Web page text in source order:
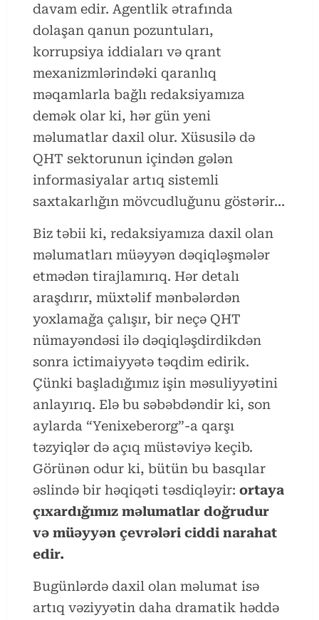
davam edir. Agentlik ətrafında
dolaşan qanun pozuntuları,
korrupsiya iddiaları və qrant
mexanizmlərindəki qaranlıq
məqamlarla bağlı redaksiyamıza
demək olar ki, hər gün yeni
məlumatlar daxil olur. Xüsusilə də
QHT sektorunun içindən gələn
informasiyalar artıq sistemli
saxtakarlığın mövcudluğunu göstərir…
Biz təbii ki, redaksiyamıza daxil olan
məlumatları müəyyən dəqiqləşmələr
etmədən tirajlamırıq. Hər detalı
araşdırır, müxtəlif mənbələrdən
yoxlamağa çalışır, bir neçə QHT
nümayəndəsi ilə dəqiqləşdirdikdən
sonra ictimaiyyətə təqdim edirik.
Çünki başladığımız işin məsuliyyətini
anlayırıq. Elə bu səbəbdəndir ki, son
aylarda “Yenixeberorg”-a qarşı
təzyiqlər də açıq müstəviyə keçib.
Görünən odur ki, bütün bu basqılar
əslində bir həqiqəti təsdiqləyir: ortaya
çıxardığımız məlumatlar doğrudur
və müəyyən çevrələri ciddi narahat
edir.
Bugünlərdə daxil olan məlumat isə
artıq vəziyyətin daha dramatik həddə